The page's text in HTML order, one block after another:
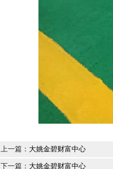
上一篇： 大姚金碧财富中心
下一篇： 大姚金碧财富中心